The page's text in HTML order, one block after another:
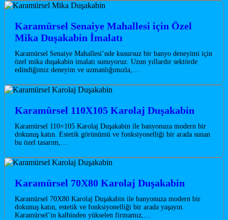
Karamürsel Senaiye Mahallesi için Özel
Mika Duşakabin İmalatı
Karamürsel Senaiye Mahallesi’nde kusursuz bir banyo deneyimi için
özel mika duşakabin imalatı sunuyoruz. Uzun yıllardır sektörde
edindiğimiz deneyim ve uzmanlığımızla,…
Karamürsel 110X105 Karolaj Duşakabin
Karamürsel 110×105 Karolaj Duşakabin ile banyonuza modern bir
dokunuş katın. Estetik görünümü ve fonksiyonelliği bir arada sunan
bu özel tasarım,…
Karamürsel 70X80 Karolaj Duşakabin
Karamürsel 70X80 Karolaj Duşakabin ile banyonuza modern bir
dokunuş katın, estetik ve fonksiyonelliği bir arada yaşayın.
Karamürsel’in kalbinden yükselen firmamız,…